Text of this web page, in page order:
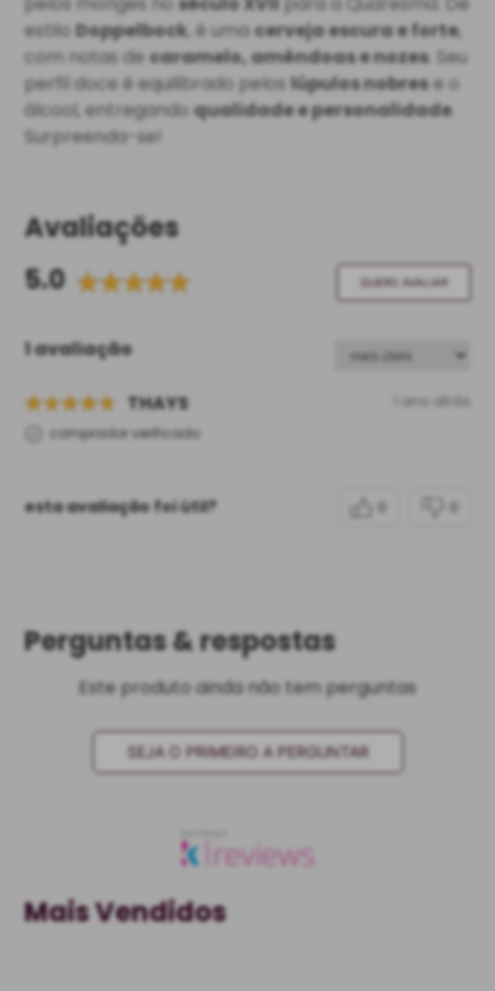
estiloDoppelbock, é umacerveja escura e forte,
com notas decaramelo, amêndoas e nozes. Seu
perfil doce é equilibrado peloslúpulos nobrese o
álcool, entregandoqualidade e personalidade.
Surpreenda-se!
Avaliações
5.0
QUERO AVALIAR
1 avaliação
THAYS 1 ano atrás
comprador verificado
esta avaliação foi útil?
Perguntas & respostas
Este produto ainda não tem perguntas
SEJA O PRIMEIRO A PERGUNTAR
Mais Vendidos